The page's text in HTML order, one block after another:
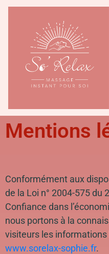
Mentions
Conformément aux
de la Loi n° 2004-575 du
Confiance dans
nous portons à la
visiteurs les
www.sorelax-sophie.fr.